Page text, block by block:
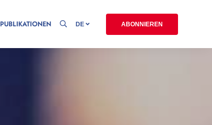
PUBLIKATIONEN DE ABONNIEREN